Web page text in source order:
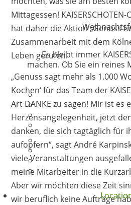
Es bleibt immer
machen. Ob Sie ein
Mittagessen!
hat daher die Aktion „Genuss
Zusammenarbeit mit dem
Leben gerufen.
„Genuss sagt mehr als 1.000
Kochen‘ für das Team der
Art DANKE zu sagen! Mir ist es
Herzensangelegenheit, jetzt
danken, die sich tagtäglich für
aufopfern“, sagt André
viele Veranstaltungen
meine Mitarbeiter in die
Aber wir möchten diese Zeit
wir beruflich keine Aufträge